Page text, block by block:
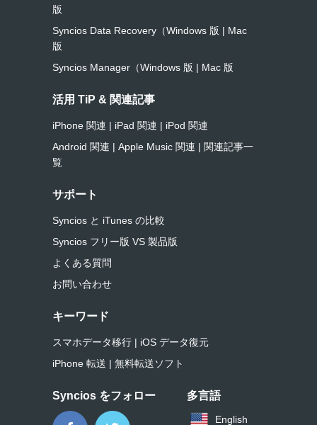
版
Syncios Data Recovery（Windows 版 | Mac
版
Syncios Manager（Windows 版 | Mac 版
活用 TiP & 関連記事
iPhone 関連 | iPad 関連 | iPod 関連
Android 関連 | Apple Music 関連 | 関連記事一
覧
サポート
Syncios と iTunes の比較
Syncios フリー版 VS 製品版
よくある質問
お問い合わせ
キーワード
スマホデータ移行 | iOS データ復元
iPhone 転送 | 無料転送ソフト
Syncios をフォロー 多言語
English